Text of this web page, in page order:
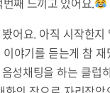
어요. 아직 시작한
야기를 듣는게 참
성채팅을 하는 클럽